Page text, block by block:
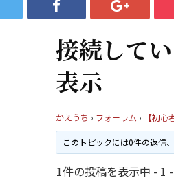
接続して
表示
かえうち › フォーラム › 【初
このトピックには0件の返信
1件の投稿を表示中 - 1